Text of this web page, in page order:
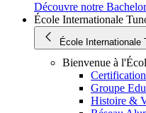
Découvre notre
École Internationale
École Internationale
Bienvenue à
Groupe
Histoire &